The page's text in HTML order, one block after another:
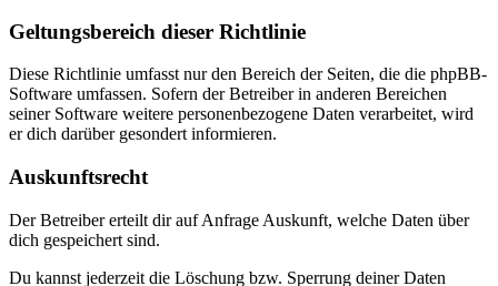
Geltungsbereich dieser Richtlinie
Diese Richtlinie umfasst nur den Bereich der Seiten, die die phpBB-
Software umfassen. Sofern der Betreiber in anderen Bereichen
seiner Software weitere personenbezogene Daten verarbeitet, wird
er dich darüber gesondert informieren.
Auskunftsrecht
Der Betreiber erteilt dir auf Anfrage Auskunft, welche Daten über
dich gespeichert sind.
Du kannst jederzeit die Löschung bzw. Sperrung deiner Daten